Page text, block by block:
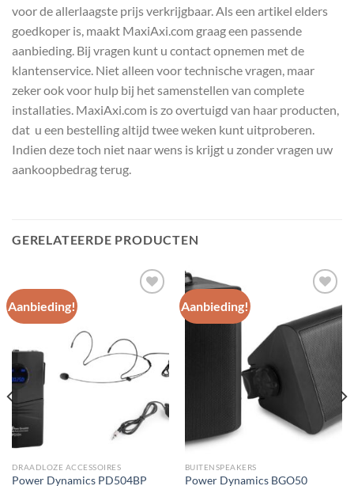
voor de allerlaagste prijs verkrijgbaar. Als een artikel elders
goedkoper is, maakt MaxiAxi.com graag een passende
aanbieding. Bij vragen kunt u contact opnemen met de
klantenservice. Niet alleen voor technische vragen, maar
zeker ook voor hulp bij het samenstellen van complete
installaties. MaxiAxi.com is zo overtuigd van haar producten,
dat u een bestelling altijd twee weken kunt uitproberen.
Indien deze toch niet naar wens is krijgt u zonder vragen uw
aankoopbedrag terug.
GERELATEERDE PRODUCTEN
Aanbieding!
aan
wenslijst
DRAADLOZE ACCESSOIRES
Power Dynamics PD504BP
Aanbieding!
Toevoegen
aan
wenslijst
BUITENSPEAKERS
Power Dynamics BGO50